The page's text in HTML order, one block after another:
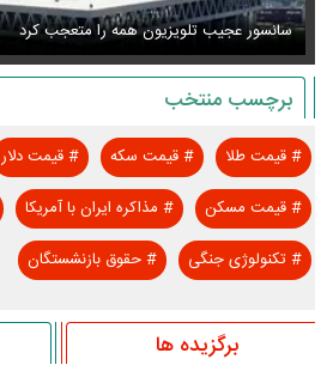
سانسور عجیب تلویزیون همه را متعجب کرد
برچسب منتخب
#قیمت طلا #قیمت سکه #قیمت دلار
#قیمت مسکن # مذاکره ایران با آمریکا
#تکنولوژی جنگی #حقوق بازنشستگان
برگزیده ها